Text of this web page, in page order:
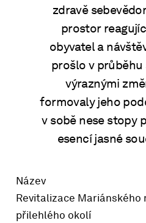
zdravě
prostor
obyvatel a
prošlo v
výraznými
formovaly jeho
v sobě nese stopy
esencí jasné
Název
Revitalizace Mariánského
přilehlého okolí